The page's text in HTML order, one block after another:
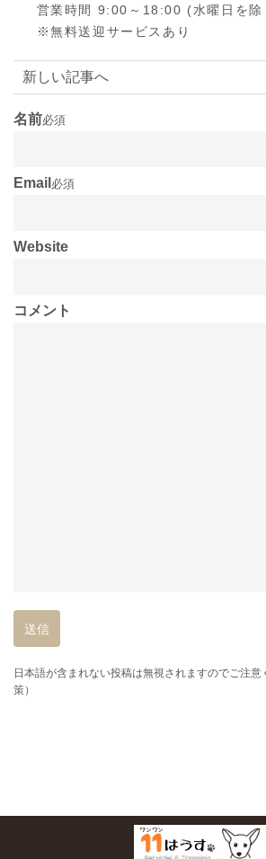
営業時間 9:00～18:00 (水曜日を除
※無料送迎サービスあり
新しい記事へ
名前必須
Email 必須
Website
コメント
日本語が含まれない投稿は無視されますのでご注
策）